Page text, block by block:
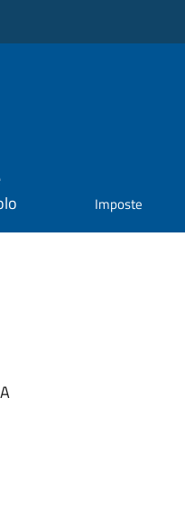
Imposte